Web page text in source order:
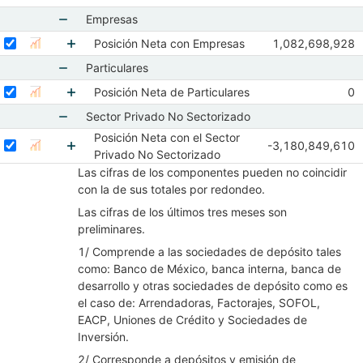
Mostrar elementos de VI. Sector Privado del País
Mostrar elementos de Empresas
Empresas
Seleccione sus series
Seleccionar serie Posición Neta con EmpresasMostrar gráfica de la serie Posición Neta con Empresas
Mostrar elementos de Posición Neta con
Posición Neta con Empresas Observaciones
Oct 2017Nov
1,082,698,928
Mostrar elementos de Particulares
Particulares
Seleccione sus series
Seleccionar serie Posición Neta de ParticularesMostrar gráfica de la serie Posición Neta de Particulares
Mostrar elementos de Posición Neta de
Posición Neta de Particulares 0
Mostrar elementos de Sector Privado No
Sector Privado No Sectorizado
Seleccione sus series
Seleccionar serie Posición Neta con el Sector Privado No
Mostrar gráfica de la serie Posición Neta con el
Mostrar elementos de Posición Neta con el
Posición Neta con el Sector
Privado No Sectorizado
Observaciones
Oct 2017Nov
-3,180,849,610
Las cifras de los componentes pueden no coincidir
con la de sus totales por redondeo.
Las cifras de los últimos tres meses son
preliminares.
1/ Comprende a las sociedades de depósito tales
como: Banco de México, banca interna, banca de
desarrollo y otras sociedades de depósito como es
el caso de: Arrendadoras, Factorajes, SOFOL,
EACP, Uniones de Crédito y Sociedades de
Inversión.
2/ Corresponde a depósitos y emisión de